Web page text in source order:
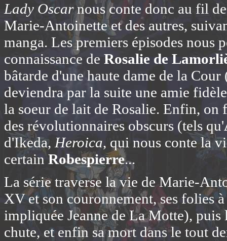
Lady Oscarnous conte donc au fil
Marie-Antoinette et des autres,
manga. Les premiers épisodes nous
connaissance de Rosalie de
bâtarde d'une haute dame de la Cour
deviendra par la suite une amie
la soeur de lait de Rosalie. Enfin, on
des révolutionnaires obscurs (tels qu'
d'Ikeda, Heroica, qui nous conte la
certainRobespierre...
La série traverse la vie de Marie-
XV et son couronnement, ses folies
impliquée Jeanne de La Motte),
chute, et enfin sa mort dans le tout